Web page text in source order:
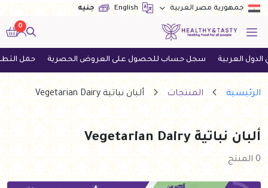
جمهورية مصر العربية English جنيه
0
العربية سجل حساب للحصول على العروض الحصرية حمل التطبيق
الرئيسية المنتجات ألبان نباتية Vegetarian Dairy
ألبان نباتية Vegetarian Dairy
0 المنتج